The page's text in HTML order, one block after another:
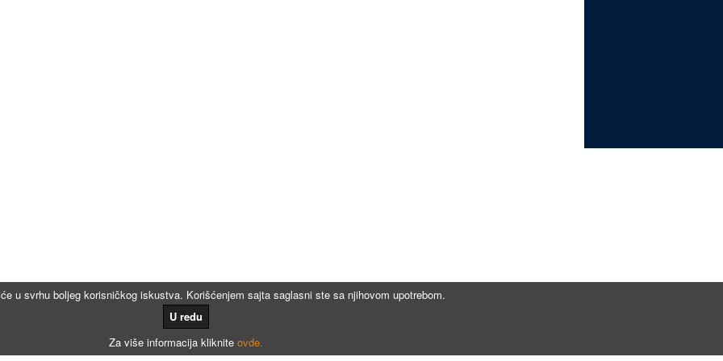
u svrhu boljeg korisničkog iskustva. Korišćenjem sajta saglasni ste sa njihovom upotrebom.
U redu
Za više informacija kliknite ovde.
Kalkulatori Brzi linkovi